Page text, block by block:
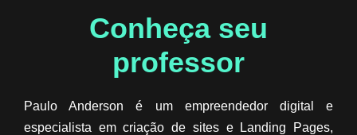
Conheça seu
professor​
Paulo Anderson é um empreendedor digital e
especialista em criação de sites e Landing Pages,